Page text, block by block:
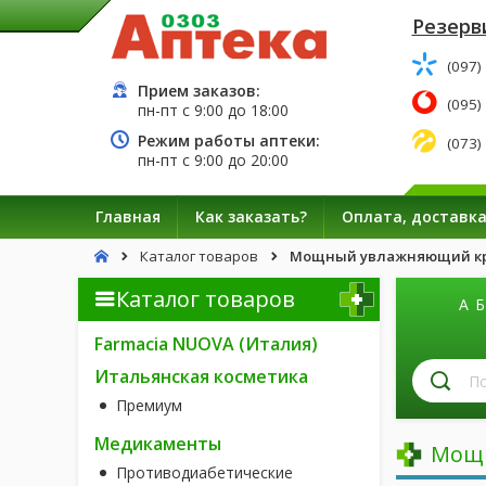
Прием заказов:
пн-пт с9:00 до 18:00
Режим работы аптеки:
пн-пт с9:00 до 20:00
(097)
(095)
(073)
Главная Как заказать? Оплата, доставка
Каталог товаров Мощный увлажняющий
Каталог товаров
Farmacia NUOVA (Италия)
Итальянская косметика
Премиум
Медикаменты
Противодиабетические
А Б